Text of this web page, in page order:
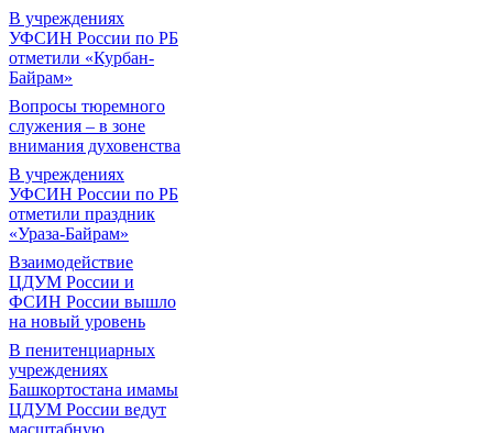
В учреждениях
УФСИН России по РБ
отметили «Курбан-
Байрам»
Вопросы тюремного
служения – в зоне
внимания духовенства
В учреждениях
УФСИН России по РБ
отметили праздник
«Ураза-Байрам»
Взаимодействие
ЦДУМ России и
ФСИН России вышло
на новый уровень
В пенитенциарных
учреждениях
Башкортостана имамы
ЦДУМ России ведут
масштабную